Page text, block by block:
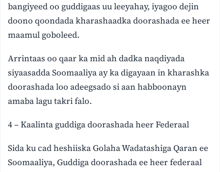
bangiyeed oo guddigaas uu leeyahay, iyagoo dejin
doono qoondada kharashaadka doorashada ee heer
maamul goboleed.
Arrintaas oo qaar ka mid ah dadka naqdiyada
siyaasadda Soomaaliya ay ka digayaan in kharashka
doorashada loo adeegsado si aan habboonayn
amaba lagu takri falo.
4 – Kaalinta guddiga doorashada heer Federaal
Sida ku cad heshiiska Golaha Wadatashiga Qaran ee
Soomaaliya, Guddiga doorashada ee heer federaal